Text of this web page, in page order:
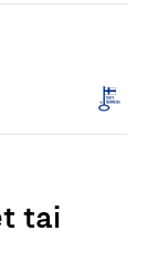
tai